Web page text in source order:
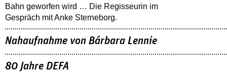
Bahn geworfen wird … Die Regisseurin im
Gespräch mit Anke Sterneborg.
Nahaufnahme von Bárbara Lennie
80 Jahre DEFA